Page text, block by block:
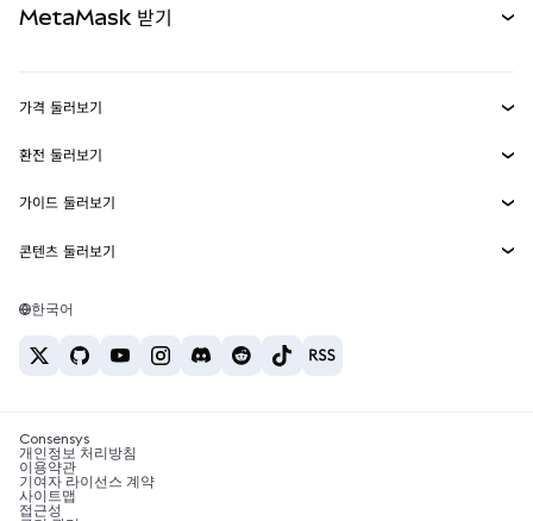
실물자산
MetaMask Connect
Snaps
웹3 서비스
MetaMask 받기
보안
고객 지원
채용
가격 둘러보기
이더리움 가격
솔라나 가격
테더 가격
환전 둘러보기
ETH를 USD로 환전
USDT를 INR로 환전
BTC를 INR로 환전
ETH를 USDT로 환전
가이드 둘러보기
ETH 매수
USDT 매수
SHIB 매수
BNB 매수
콘텐츠 둘러보기
솔라나 지갑
암호화폐 세금 뉴스
암호화폐 매수 방법
한국어
Consensys
개인정보 처리방침
이용약관
기여자 라이선스 계약
사이트맵
접근성